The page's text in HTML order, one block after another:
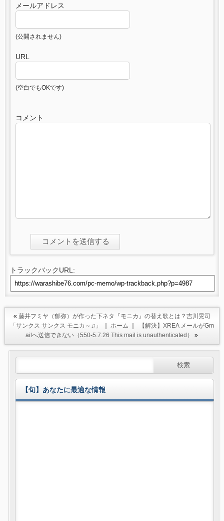
メールアドレス
(公開されません)
URL
(空白でもOKです)
コメント
トラックバックURL:
« 藤井フミヤ（郁弥）が作った下ネタ『モニカ』の替え歌とは？吉川晃司
「サンクス サンクス モニカ～♫」
｜ ホーム ｜
【解決】XREA メールがGm
ailへ送信できない（550-5.7.26 This mail is unauthenticated）
»
【旬】あなたに最適な情報